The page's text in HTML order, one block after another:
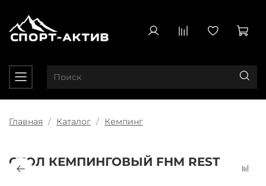
Главная Каталог Кемпинг
СТОЛ КЕМПИНГОВЫЙ FHM REST